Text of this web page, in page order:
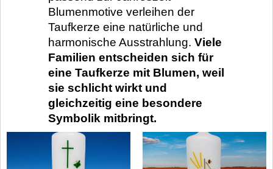
Blumenmotive verleihen der
Taufkerze eine natürliche und
harmonische Ausstrahlung. Viele
Familien entscheiden sich für
eine Taufkerze mit Blumen, weil
sie schlicht wirkt und
gleichzeitig eine besondere
Symbolik mitbringt.